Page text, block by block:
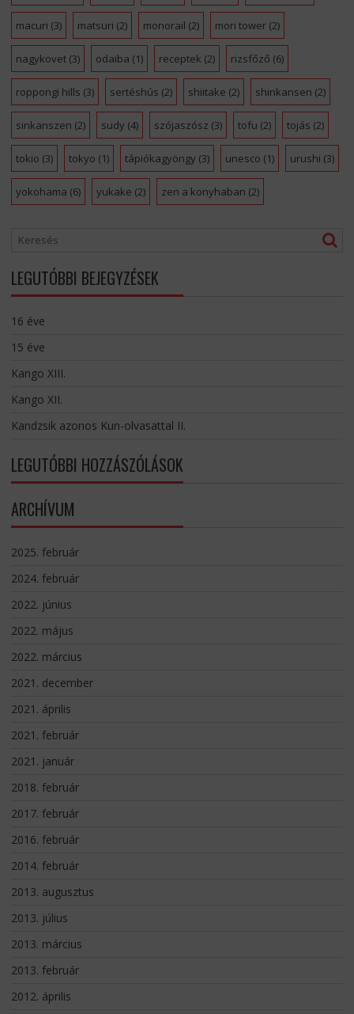
macuri (3) matsuri (2) monorail (2) mori tower(2)
nagykovet(3) odaiba (1) receptek (2) rizsfőző (6)
roppongi hills (3) sertéshús (2) shiitake (2) shinkansen (2)
sinkanszen (2) sudy (4) szójaszósz (3) tofu (2) tojás (2)
tokio (3) tokyo (1) tápiókagyöngy (3) unesco (1) urushi (3)
yokohama (6) yukake (2) zen a konyhaban (2)
LEGUTÓBBI BEJEGYZÉSEK
16 éve
15 éve
Kango XIII.
Kango XII.
Kandzsik azonos Kun-olvasattal II.
LEGUTÓBBI HOZZÁSZÓLÁSOK
ARCHÍVUM
2025. február
2024. február
2022. június
2022. május
2022. március
2021. december
2021. április
2021. február
2021. január
2018. február
2017. február
2016. február
2014. február
2013. augusztus
2013. július
2013. március
2013. február
2012. április